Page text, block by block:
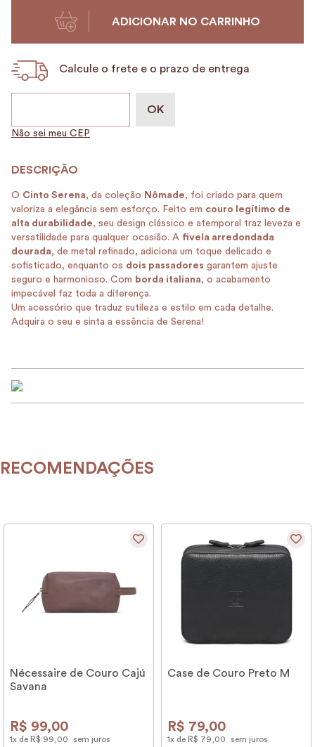
ADICIONAR NO CARRINHO
Calcule o frete e o prazo de entrega
Não sei meu CEP
O Cinto Serena, da coleção Nômade, foi criado para quem
valoriza a elegância sem esforço. Feito em couro legítimo de
alta durabilidade, seu design clássico e atemporal traz leveza e
versatilidade para qualquer ocasião. A fivela arredondada
dourada, de metal refinado, adiciona um toque delicado e
sofisticado, enquanto os dois passadores garantem ajuste
seguro e harmonioso. Com borda italiana, o acabamento
impecável faz toda a diferença.
Um acessório que traduz sutileza e estilo em cada detalhe.
Adquira o seu e sinta a essência de Serena!
RECOMENDAÇÕES
Nécessaire de Couro Cajú
Savana
R$ 99,00
1x de R$ 99 00 sem juros
Case de Couro Preto M
R$ 79,00
1x de R$ 79 00 sem juros